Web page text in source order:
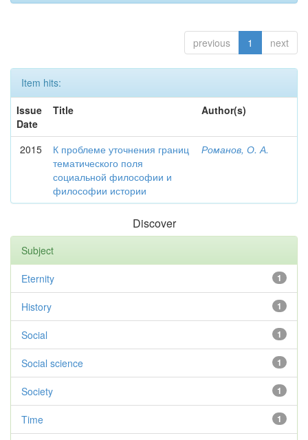
previous 1 next
Item hits:
Issue
Date
Title Author(s)
2015
К проблеме уточнения границ
тематического поля
социальной философии и
философии истории
Романов, О. А.
Discover
Subject
1
Eternity
1
History
1
Social
1
Social science
1
Society
1
Time